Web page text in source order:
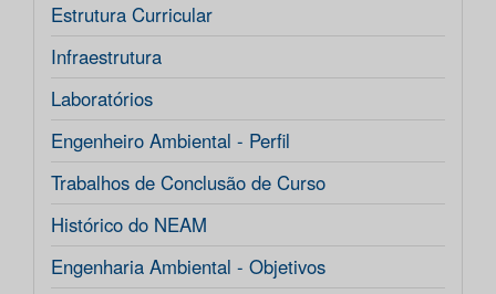
Estrutura Curricular
Infraestrutura
Laboratórios
Engenheiro Ambiental - Perfil
Trabalhos de Conclusão de Curso
Histórico do NEAM
Engenharia Ambiental - Objetivos